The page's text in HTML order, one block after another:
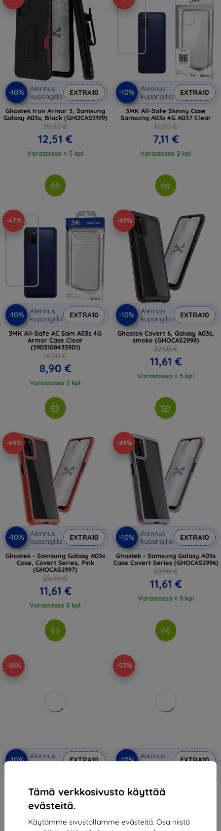
Tämä verkkosivusto käyttää
evästeitä.
Käytämme sivustollamme evästeitä. Osa niistä
-10%
Alennus
kupongilla
EXTRA10
Ghostek Iron Armor 3, Samsung
Galaxy A03s, Black (GHOCAS3199)
29,90 €
12,51 €
Varastossa > 5 kpl
-10%
Alennus
kupongilla
EXTRA10
3MK All-Safe Skinny Case
Samsung A03s 4G A037 Clear
12,90 €
7,11 €
Varastossa 2 kpl
-47%
-10%
Alennus
kupongilla
EXTRA10
3MK All-Safe AC Sam A03s 4G
Armor Case Clear
(5903108435901)
16,90 €
8,90 €
Varastossa 2 kpl
-49%
-10%
Alennus
kupongilla
EXTRA10
Ghostek Covert 6, Galaxy A03s,
smoke (GHOCAS2998)
22,90 €
11,61 €
Varastossa > 5 kpl
-49%
-10%
Alennus
kupongilla
EXTRA10
Ghostek - Samsung Galaxy A03s
Case, Covert Series, Pink
(GHOCAS2997)
22,90 €
11,61 €
Varastossa 5 kpl
-49%
-10%
Alennus
kupongilla
EXTRA10
Ghostek - Samsung Galaxy A03s
Case Covert Series (GHOCAS2996)
22,90 €
11,61 €
Varastossa > 5 kpl
-61%
-10%
Alennus
kupongilla
EXTRA10
(GHOCAS3008)
29,90 €
11,61 €
Varastossa 4 kpl
-53%
-10%
Alennus
kupongilla
EXTRA10
3MK SatinArmor+ Case Samsung
18,90 €
Varastossa 2 kpl